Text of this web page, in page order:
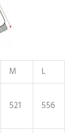
M
L
521 556